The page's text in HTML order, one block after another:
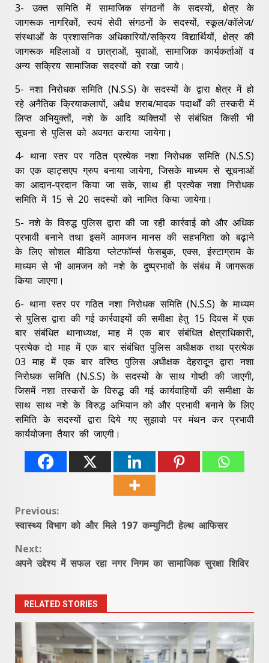
3- उक्त समिति में सामाजिक संगठनों के सदस्यों, क्षेत्र के
जागरूक नागरिकों, स्वयं सेवी संगठनों के सदस्यों, स्कूल/कॉलेज/
संस्थाओं के प्रशासनिक अधिकारियों/सक्रिय विद्यार्थियों, क्षेत्र की
जागरूक महिलाओं व छात्राओं, युवाओं, सामाजिक कार्यकर्ताओं व
अन्य सक्रिय सामाजिक सदस्यों को रखा जाये।
5- नशा निरोधक समिति (N.S.S) के सदस्यों के द्वारा क्षेत्र में हो
रहे अनैतिक क्रियाकलापों, अवैध शराब/मादक पदार्थों की तस्करी में
लिप्त अभियुक्तों, नशे के आदि व्यक्तियों से संबंधित किसी भी
सूचना से पुलिस को अवगत कराया जायेगा।
4- थाना स्तर पर गठित प्रत्येक नशा निरोधक समिति (N.S.S)
का एक व्हाट्सएप ग्रुप बनाया जायेगा, जिसके माध्यम से सूचनाओं
का आदान-प्रदान किया जा सके, साथ ही प्रत्येक नशा निरोधक
समिति में 15 से 20 सदस्यों को नामित किया जायेगा।
5- नशे के विरुद्ध पुलिस द्वारा की जा रही कार्रवाई को और अधिक
प्रभावी बनाने तथा इसमें आमजन मानस की सहभगिता को बढ़ाने
के लिए सोशल मीडिया प्लेटफॉर्म्स फेसबुक, एक्स, इंस्टाग्राम के
माध्यम से भी आमजन को नशे के दुष्प्रभावों के संबंध में जागरूक
किया जाएगा।
6- थाना स्तर पर गठित नशा निरोधक समिति (N.S.S) के माध्यम
से पुलिस द्वारा की गई कार्रवाइयों की समीक्षा हेतु 15 दिवस में एक
बार संबंधित थानाध्यक्ष, माह में एक बार संबंधित क्षेत्राधिकारी,
प्रत्येक दो माह में एक बार संबंधित पुलिस अधीक्षक तथा प्रत्येक
03 माह में एक बार वरिष्ठ पुलिस अधीक्षक देहरादून द्वारा नशा
निरोधक समिति (N.S.S) के सदस्यों के साथ गोष्ठी की जाएगी,
जिसमें नशा तस्करों के विरुद्ध की गई कार्यवाहियों की समीक्षा के
साथ साथ नशे के विरुद्ध अभियान को और प्रभावी बनाने के लिए
समिति के सदस्यों द्वारा दिये गए सुझावो पर मंथन कर प्रभावी
कार्ययोजना तैयार की जाएगी।
Continue
Previous:
स्वास्थ्य विभाग को और मिले 197 कम्युनिटी हेल्थ आफिसर
Next:
अपने उद्देश्य में सफल रहा नगर निगम का सामाजिक सुरक्षा शिविर
RELATED STORIES